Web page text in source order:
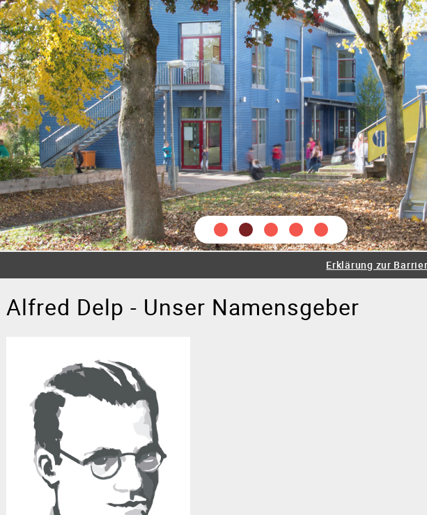
Archiv
Sekretariat Schulleitung Lehrer Schüler Sozialarbeiter Schulseelsorge
Werkrealschule
für Schüler
Schularten Schulleben Sprachprofil mit Bili-Zug
Berufliche Orientierung Individuelle Förderung
Erklärung zur
Alfred Delp - Unser Namensgeber